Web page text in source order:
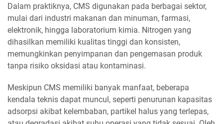
Dalam praktiknya, CMS digunakan pada berbagai sektor,
mulai dari industri makanan dan minuman, farmasi,
elektronik, hingga laboratorium kimia. Nitrogen yang
dihasilkan memiliki kualitas tinggi dan konsisten,
memungkinkan penyimpanan dan pengemasan produk
tanpa risiko oksidasi atau kontaminasi.
Meskipun CMS memiliki banyak manfaat, beberapa
kendala teknis dapat muncul, seperti penurunan kapasitas
adsorpsi akibat kelembaban, partikel halus yang terlepas,